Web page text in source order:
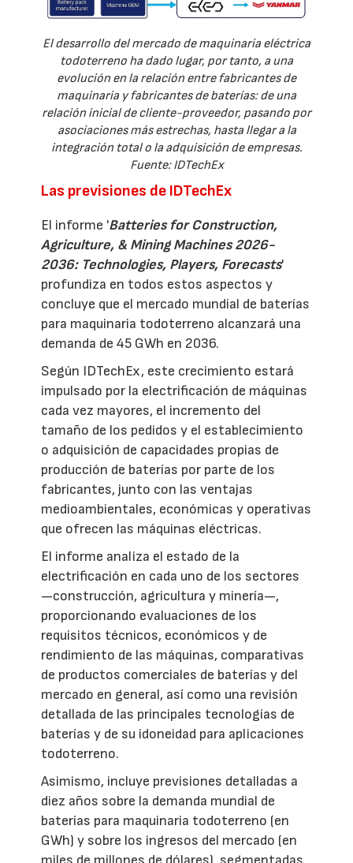
El desarrollo del mercado de maquinaria eléctrica
todoterreno ha dado lugar, por tanto, a una
evolución en la relación entre fabricantes de
maquinaria y fabricantes de baterías: de una
relación inicial de cliente-proveedor, pasando por
asociaciones más estrechas, hasta llegar a la
integración total o la adquisición de empresas.
Fuente: IDTechEx
Las previsiones de IDTechEx
El informe 'Batteries for Construction,
Agriculture, & Mining Machines 2026-
2036: Technologies, Players, Forecasts'
profundiza en todos estos aspectos y
concluye que el mercado mundial de baterías
para maquinaria todoterreno alcanzará una
demanda de 45 GWh en 2036.
Según IDTechEx, este crecimiento estará
impulsado por la electrificación de máquinas
cada vez mayores, el incremento del
tamaño de los pedidos y el establecimiento
o adquisición de capacidades propias de
producción de baterías por parte de los
fabricantes, junto con las ventajas
medioambientales, económicas y operativas
que ofrecen las máquinas eléctricas.
El informe analiza el estado de la
electrificación en cada uno de los sectores
—construcción, agricultura y minería—,
proporcionando evaluaciones de los
requisitos técnicos, económicos y de
rendimiento de las máquinas, comparativas
de productos comerciales de baterías y del
mercado en general, así como una revisión
detallada de las principales tecnologías de
baterías y de su idoneidad para aplicaciones
todoterreno.
Asimismo, incluye previsiones detalladas a
diez años sobre la demanda mundial de
baterías para maquinaria todoterreno (en
GWh) y sobre los ingresos del mercado (en